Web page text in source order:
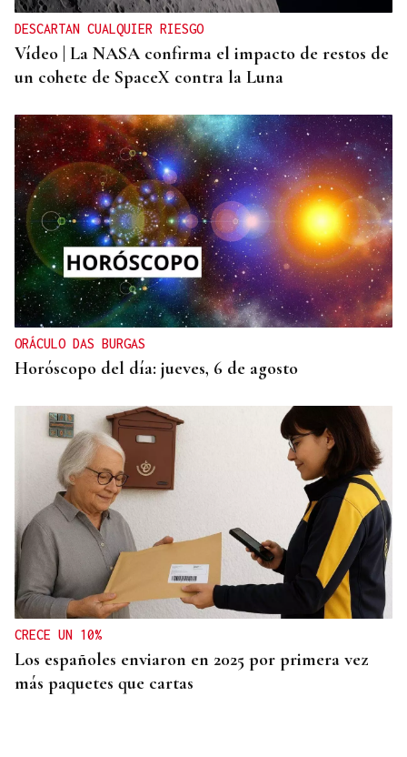
DESCARTAN CUALQUIER RIESGO
Vídeo | La NASA confirma el impacto de restos de
un cohete de SpaceX contra la Luna
ORÁCULO DAS BURGAS
Horóscopo del día: jueves, 6 de agosto
CRECE UN 10%
Los españoles enviaron en 2025 por primera vez
más paquetes que cartas